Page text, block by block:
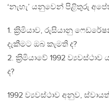
‘නැහැ’ යනුවෙන් පිළිතුරු
1. ක‍්‍රිමියාව, රුසියානු
දැකීමට ඔබ කැමති ද?
2. ක‍්‍රිමියාවේ 1992
ද?
1992 ව්‍යවස්ථාව අනුව,